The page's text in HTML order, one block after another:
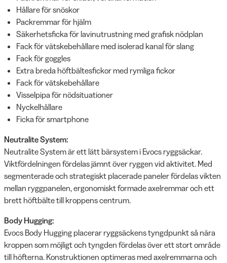
Hållare för snöskor
Packremmar för hjälm
Säkerhetsficka för lavinutrustning med grafisk nödplan
Fack för vätskebehållare med isolerad kanal för slang
Fack för goggles
Extra breda höftbältesfickor med rymliga fickor
Fack för vätskebehållare
Visselpipa för nödsituationer
Nyckelhållare
Ficka för smartphone
Neutralite System:
Neutralite System är ett lätt bärsystem i Evocs ryggsäckar.
Viktfördelningen fördelas jämnt över ryggen vid aktivitet. Med
segmenterade och strategiskt placerade paneler fördelas vikten
mellan ryggpanelen, ergonomiskt formade axelremmar och ett
brett höftbälte till kroppens centrum.
Body Hugging:
Evocs Body Hugging placerar ryggsäckens tyngdpunkt så nära
kroppen som möjligt och tyngden fördelas över ett stort område
till höfterna. Konstruktionen optimeras med axelremmarna och